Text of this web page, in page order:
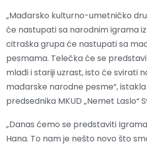
„Mađarsko kulturno-umetničko
će nastupati sa narodnim igrama
citraška grupa će nastupati sa
pesmama. Telečka će se
mlađi i stariji uzrast, isto će svirati
mađarske narodne pesme“, istakla
predsednika MKUD „Nemet Laslo“
„Danas ćemo se predstaviti
Hana. To nam je nešto novo što